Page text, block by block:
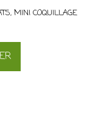
MINI COQUILLAGE